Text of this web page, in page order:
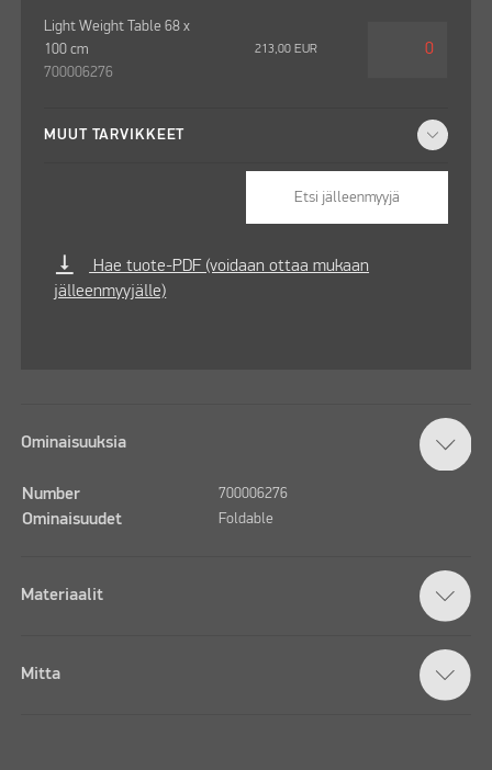
Light Weight Table 68 x
100 cm
700006276
213,00 EUR
MUUT TARVIKKEET
Etsi jälleenmyyjä
vertical_align_bottom
Hae tuote-PDF (voidaan ottaa mukaan
jälleenmyyjälle)
Ominaisuuksia
Number 700006276
Ominaisuudet Foldable
Materiaalit
Mitta